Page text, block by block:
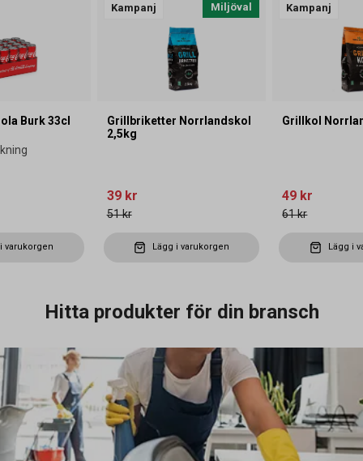
Burk 33cl
varukorgen
Kampanj Miljöval
Grillbriketter Norrlandskol
2,5kg
39 kr
51 kr
Lägg i varukorgen
Kampanj
Grillkol
49 kr
61 kr
Lägg i
Hitta produkter för din bransch